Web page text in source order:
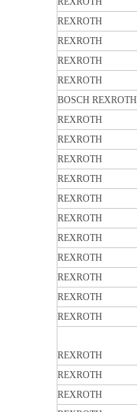
REXROTH
REXROTH
REXROTH
REXROTH
BOSCH REXROTH
REXROTH
REXROTH
REXROTH
REXROTH
REXROTH
REXROTH
REXROTH
REXROTH
REXROTH
REXROTH
REXROTH
REXROTH
REXROTH
REXROTH